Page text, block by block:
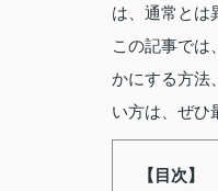
は、通常とは
この記事では
かにする方法
い方は、ぜひ
【目次】